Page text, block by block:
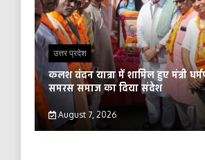
उत्तर प्रदेश
कलश वंदन यात्रा में शामिल हुए मंत्री
समरस समाज का दिया संदेश
August 7, 2026